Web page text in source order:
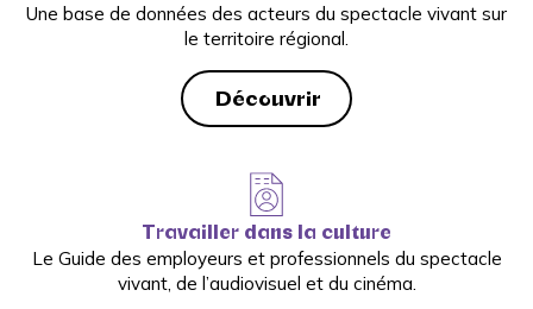
Une base de données des acteurs du spectacle vivant sur
le territoire régional.
Découvrir
Travailler dans la culture
Le Guide des employeurs et professionnels du spectacle
vivant, de l’audiovisuel et du cinéma.